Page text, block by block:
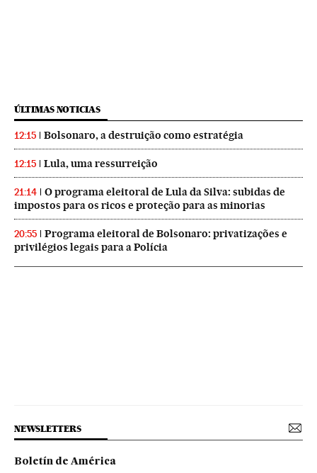
ÚLTIMAS NOTICIAS
12:15 Bolsonaro, a destruição como estratégia
12:15 Lula, uma ressurreição
21:14
O programa eleitoral de Lula da Silva: subidas de
impostos para os ricos e proteção para as minorias
20:55
Programa eleitoral de Bolsonaro: privatizações e
privilégios legais para a Polícia
NEWSLETTERS
Boletín de América